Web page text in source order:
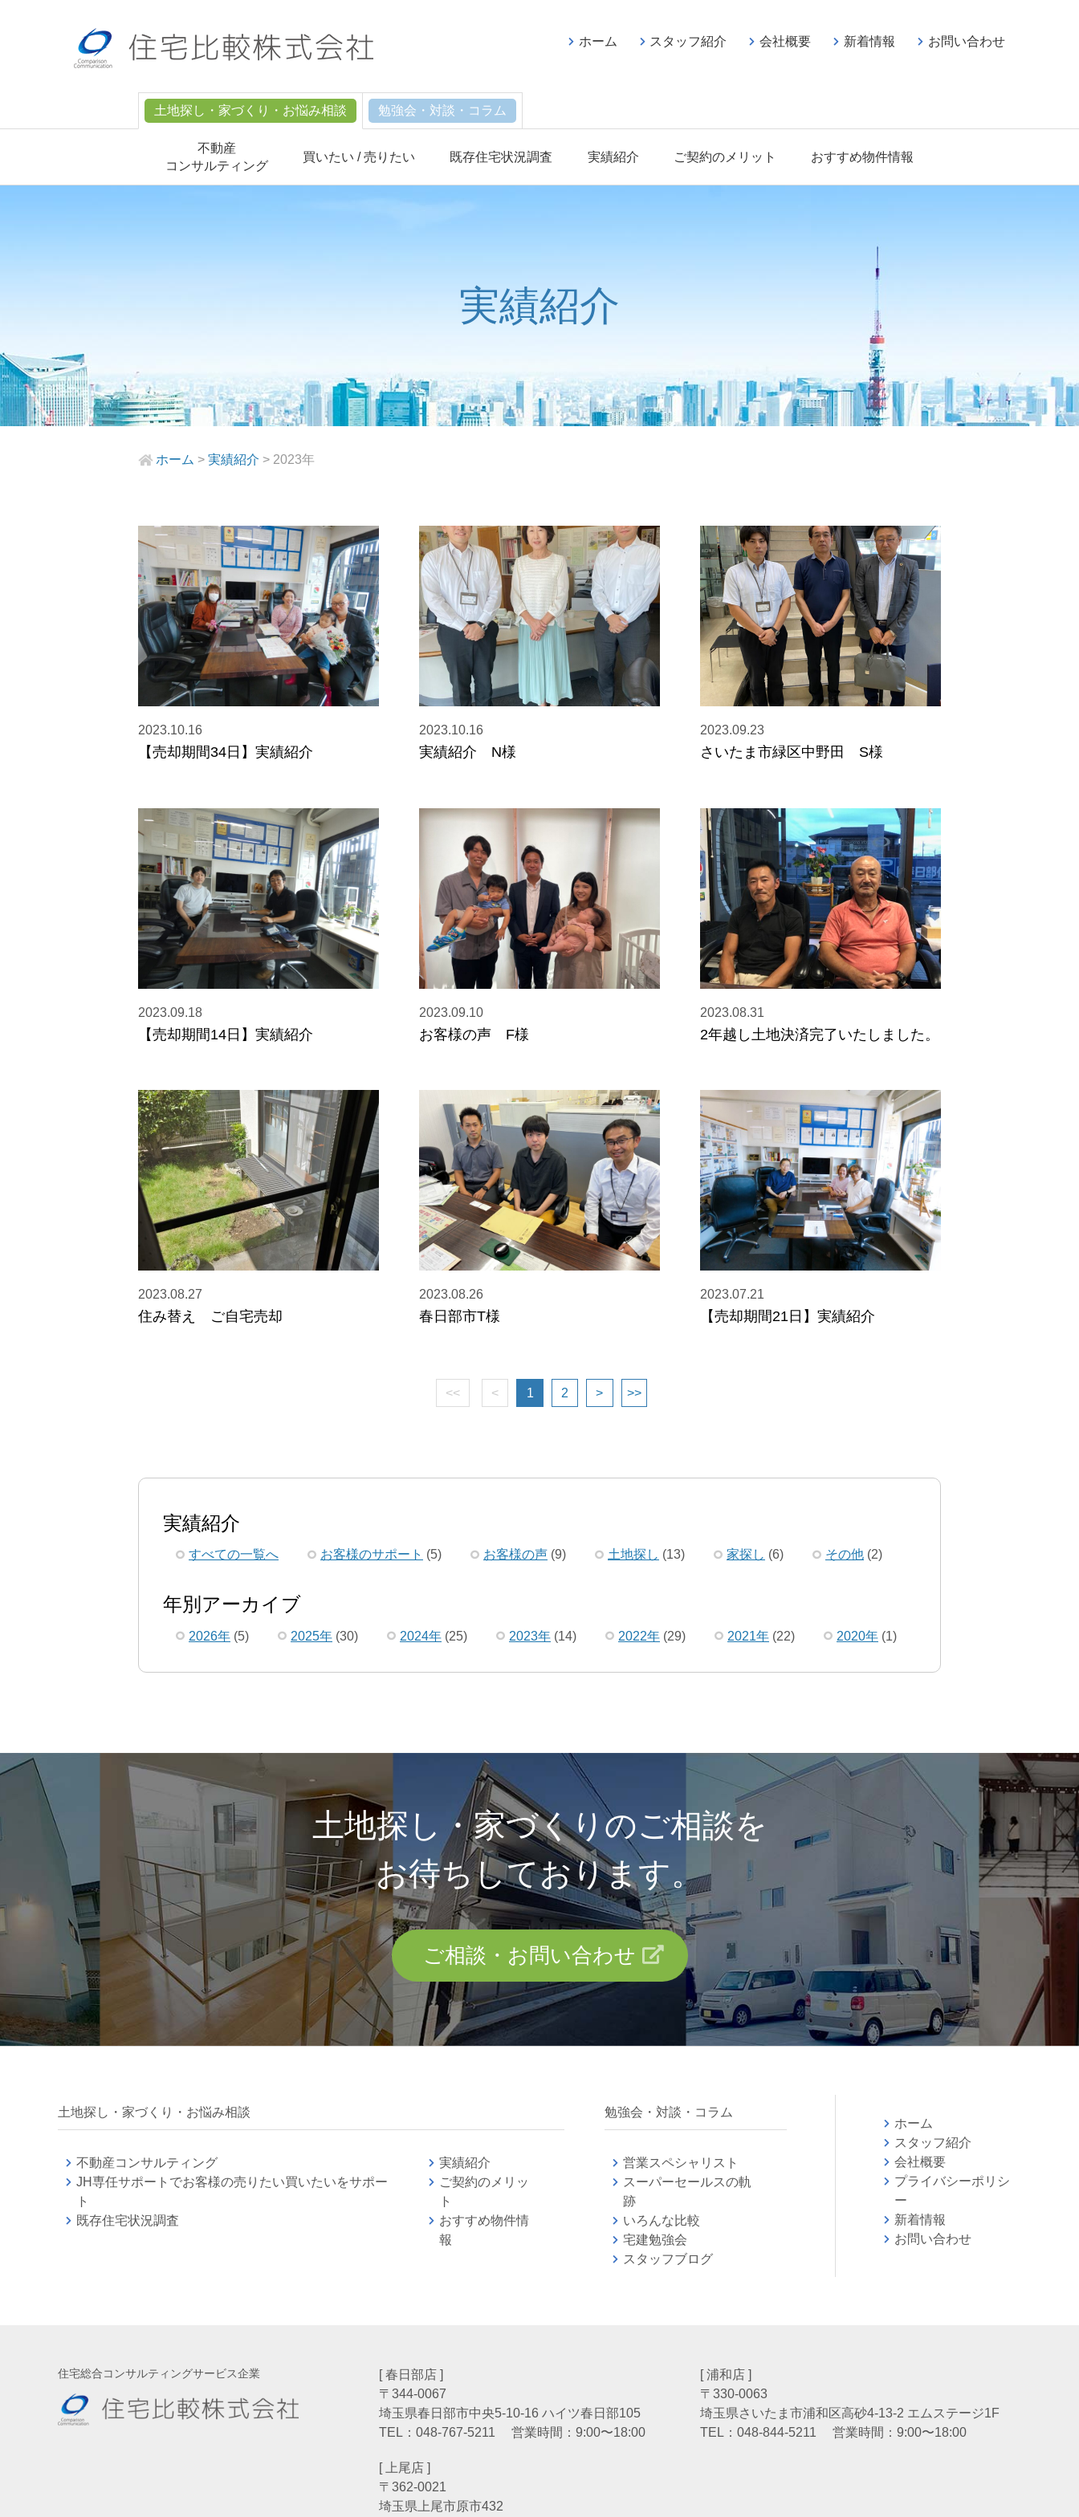
土地探し・家づくり・お悩み相談
不動産
コンサルティング
買いたい / 売りたい 既存住宅状況調査 実績紹介 ご契約のメリット おすすめ物件情報
勉強会・対談・コラム
ホーム スタッフ紹介 会社概要 新着情報 お問い合わせ
実績紹介
ホーム >実績紹介 > 2023年
2023.10.16
【売却期間34日】実績紹介
2023.10.16
実績紹介 N様
2023.09.23
さいたま市緑区中野田 S様
2023.09.18
【売却期間14日】実績紹介
2023.09.10
お客様の声 F様
2023.08.31
2年越し土地決済完了いたしました。
2023.08.27
住み替え ご自宅売却
2023.08.26
春日部市T様
2023.07.21
【売却期間21日】実績紹介
<< < 1 2 > >>
実績紹介
すべての一覧へ お客様のサポート (5) お客様の声 (9) 土地探し (13) 家探し (6) その他 (2)
年別アーカイブ
2026年 (5) 2025年 (30) 2024年 (25) 2023年 (14) 2022年 (29) 2021年 (22) 2020年 (1)
土地探し・家づくりのご相談を
お待ちしております。
ご相談・お問い合わせ
土地探し・家づくり・お悩み相談
不動産コンサルティング
JH専任サポートでお客様の売りたい買いたいをサポー
ト
既存住宅状況調査
実績紹介
ご契約のメリッ
ト
おすすめ物件情
報
勉強会・対談・コラム
営業スペシャリスト
スーパーセールスの軌
跡
いろんな比較
宅建勉強会
スタッフブログ
ホーム
スタッフ紹介
会社概要
プライバシーポリシ
ー
新着情報
お問い合わせ
住宅総合コンサルティングサービス企業
[ 春日部店 ]
〒344-0067
埼玉県春日部市中央5-10-16 ハイツ春日部105
TEL： 048-767-5211 営業時間：9:00〜18:00
[ 浦和店 ]
〒330-0063
埼玉県さいたま市浦和区高砂4-13-2 エムステージ1F
TEL： 048-844-5211 営業時間：9:00〜18:00
[ 上尾店 ]
〒362-0021
埼玉県上尾市原市432